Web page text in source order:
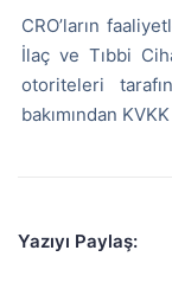
CRO’ların
İlaç ve Tıbbi
otoriteleri
bakımından
Yazıyı Paylaş: